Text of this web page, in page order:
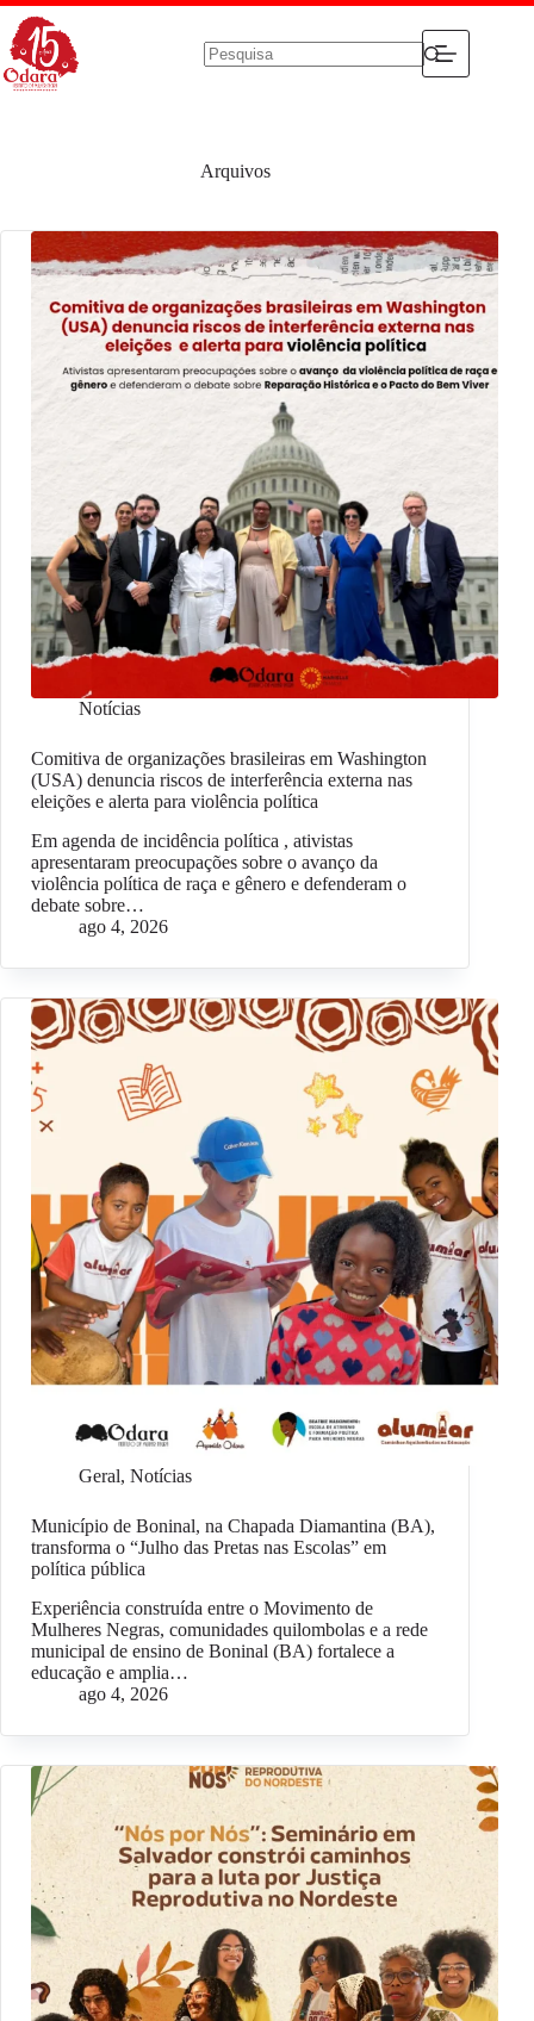
Pular
para
conteúdo
Arquivos
Notícias
Comitiva de organizações brasileiras em Washington
(USA) denuncia riscos de interferência externa nas
eleições e alerta para violência política
Em agenda de incidência política , ativistas
apresentaram preocupações sobre o avanço da
violência política de raça e gênero e defenderam o
debate sobre…
ago 4, 2026
Geral, Notícias
Município de Boninal, na Chapada Diamantina (BA),
transforma o “Julho das Pretas nas Escolas” em
política pública
Experiência construída entre o Movimento de
Mulheres Negras, comunidades quilombolas e a rede
municipal de ensino de Boninal (BA) fortalece a
educação e amplia…
ago 4, 2026